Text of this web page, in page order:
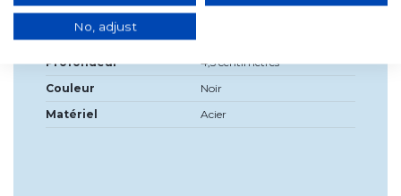
Largeur
100cm
Haute
Profondeur
4,5 centimètres
Couleur
Noir
Matériel
Acier
No, adjust